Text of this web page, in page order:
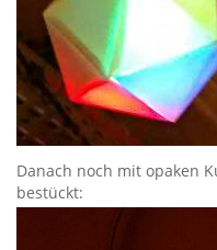
Danach noch mit opaken
bestückt: